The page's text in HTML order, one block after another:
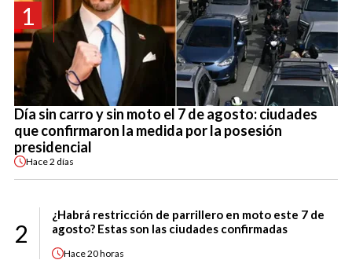
1
Día sin carro y sin moto el 7 de agosto: ciudades
que confirmaron la medida por la posesión
presidencial
Hace2 días
2
¿Habrá restricción de parrillero en moto este 7 de
agosto? Estas son las ciudades confirmadas
Hace20 horas